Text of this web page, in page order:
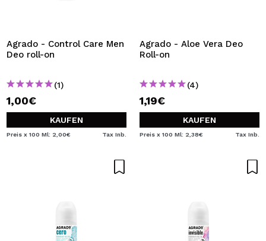
Agrado - Control Care Men
Deo roll-on
(1)
1,00€
KAUFEN
Preis x 100 Ml: 2,00€ Tax Inb.
Agrado - Aloe Vera Deo
Roll-on
(4)
1,19€
KAUFEN
Preis x 100 Ml: 2,38€ Tax Inb.